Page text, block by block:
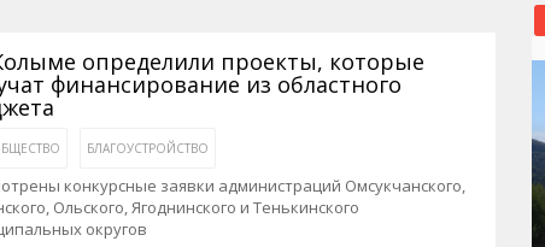
о Колыме
экрана. Заставки
вебкамеры в Магадане
3D районы города
Фотоальбом
школа
Косторезы Магадана
Профсоюзы
Рыбу ловим
определили проекты, которые
финансирование из областного
БЛАГОУСТРОЙСТВО
конкурсные заявки администраций Омсукчанского,
Ольского, Ягоднинского и Тенькинского
округов